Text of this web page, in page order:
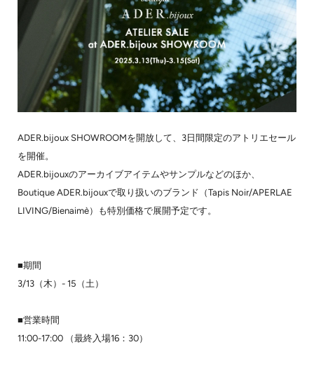
ADER.bijoux SHOWROOMを開放して、3日間限定のアトリエセール
を開催。
ADER.bijouxのアーカイブアイテムやサンプルなどのほか、
Boutique ADER.bijouxで取り扱いのブランド（Tapis Noir/APERLAE
LIVING/Bienaimè）も特別価格で展開予定です。
■期間
3/13（木）- 15（土）
■営業時間
11:00-17:00 （最終入場16：30）